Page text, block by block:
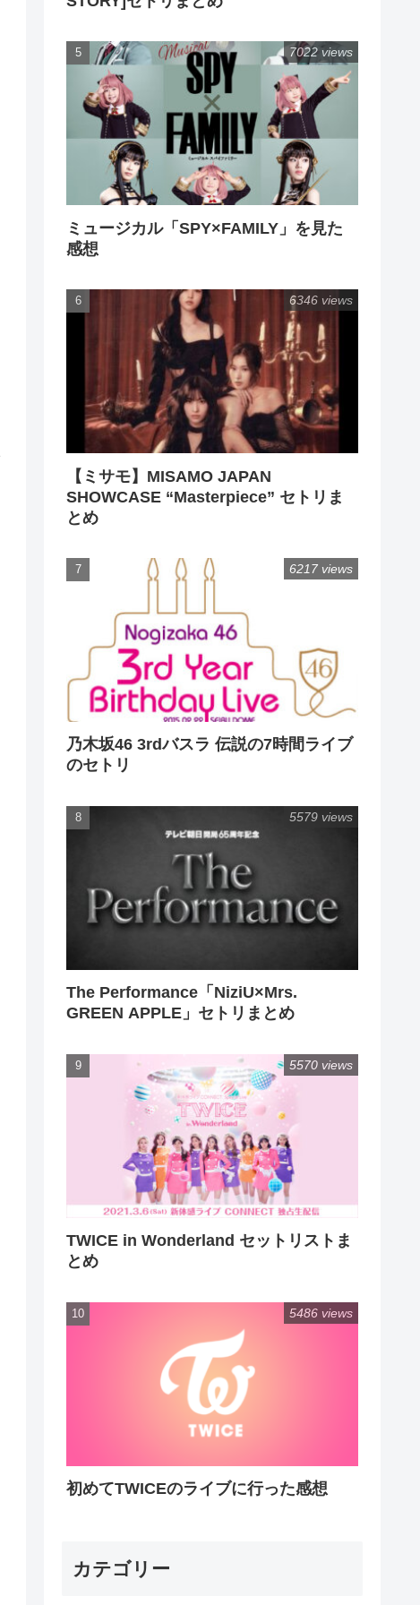
ミュージカル「SPY×FAMILY」を見た
感想
7022 views
【ミサモ】MISAMO JAPAN
SHOWCASE “Masterpiece” セトリま
とめ
6346 views
乃木坂46 3rdバスラ 伝説の7時間ライブ
のセトリ
6217 views
The Performance「NiziU×Mrs.
GREEN APPLE」セトリまとめ
5579 views
TWICE in Wonderland セットリストま
とめ
5570 views
初めてTWICEのライブに行った感想
5486 views
カテゴリー